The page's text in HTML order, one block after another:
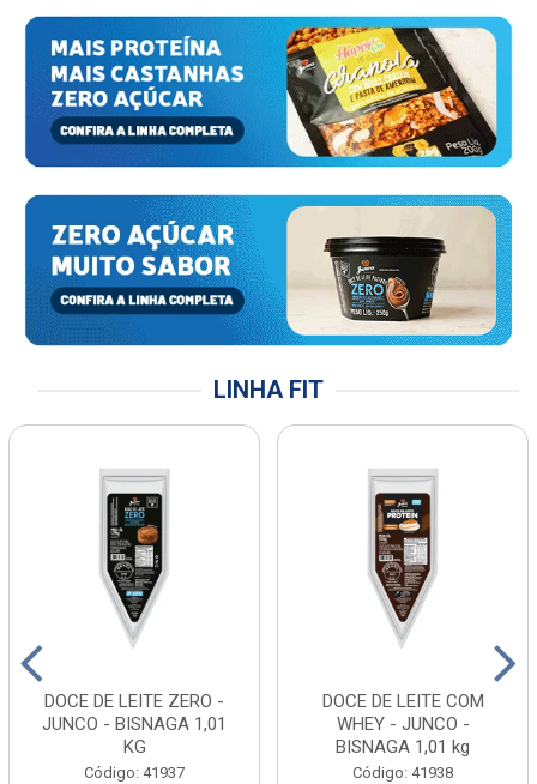
LINHA FIT
DOCE DE LEITE ZERO -
JUNCO - BISNAGA 1,01
KG
Código: 41937
DOCE DE LEITE COM
WHEY - JUNCO -
BISNAGA 1,01 kg
Código: 41938